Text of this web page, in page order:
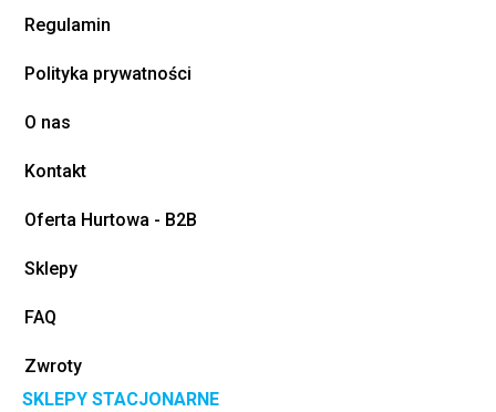
Regulamin
Polityka prywatności
O nas
Kontakt
Oferta Hurtowa - B2B
Sklepy
FAQ
Zwroty
SKLEPY STACJONARNE